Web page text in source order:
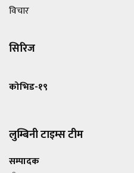
विचार
सिरिज
कोभिड-१९
लुम्बिनी टाइम्स टीम
सम्पादक